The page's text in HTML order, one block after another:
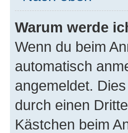
Warum werde
Wenn du beim
automatisch
angemeldet.
durch einen
Kästchen beim